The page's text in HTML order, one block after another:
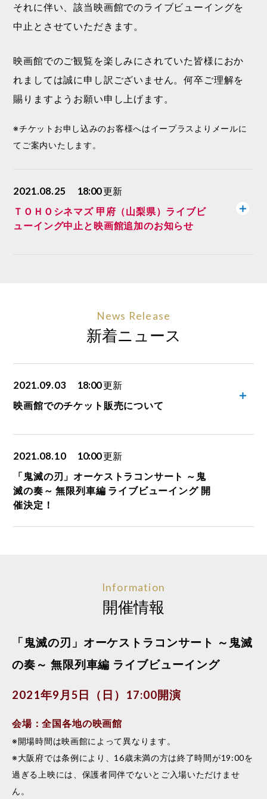
それに伴い、該当映画館でのライブビューイングを
中止とさせていただきます。
映画館でのご観覧を楽しみにされていた皆様におか
れましては誠に申し訳ございません。何卒ご理解を
賜りますようお願い申し上げます。
※チケットお申し込みのお客様へはイープラスよりメールに
てご案内いたします。
2021.08.25 18:00更新
ＴＯＨＯシネマズ 甲府（山梨県）ライブビ
ューイング中止と映画館追加のお知らせ
News Release
新着ニュース
2021.09.03 18:00更新
映画館でのチケット販売について
2021.08.10 10:00更新
「鬼滅の刃」オーケストラコンサート ～鬼
滅の奏～ 無限列車編 ライブビューイング 開
催決定！
Information
開催情報
「鬼滅の刃」オーケストラコンサート ～鬼滅
の奏～ 無限列車編 ライブビューイング
2021年9月5日（日）17:00開演
会場：全国各地の映画館
※開場時間は映画館によって異なります。
※大阪府では条例により、16歳未満の方は終了時間が19:00を
過ぎる上映には、保護者同伴でないとご入場いただけませ
ん。